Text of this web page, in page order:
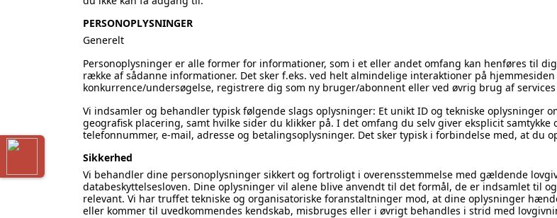
PERSONOPLYSNINGER
Generelt
Personoplysninger er alle former for informationer, som i et eller andet omfang kan henføres til
række af sådanne informationer. Det sker f.eks. ved helt almindelige interaktioner på
konkurrence/undersøgelse, registrere dig som ny bruger/abonnent eller ved øvrig brug af
Vi indsamler og behandler typisk følgende slags oplysninger: Et unikt ID og tekniske oplysninger
geografisk placering, samt hvilke sider du klikker på. I det omfang du selv giver eksplicit
telefonnummer, e-mail, adresse og betalingsoplysninger. Det sker typisk i forbindelse med, at du
Sikkerhed
Vi behandler dine personoplysninger sikkert og fortroligt i overensstemmelse med gældende
databeskyttelsesloven. Dine oplysninger vil alene blive anvendt til det formål, de er indsamlet til
relevant. Vi har truffet tekniske og organisatoriske foranstaltninger mod, at dine oplysninger
eller kommer til uvedkommendes kendskab, misbruges eller i øvrigt behandles i strid med